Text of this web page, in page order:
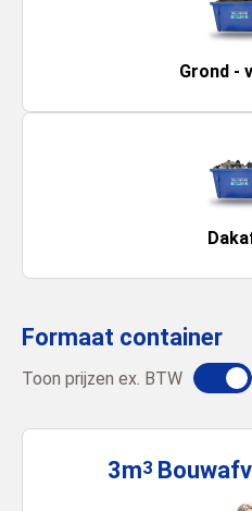
Grond -
Formaat container
Toon prijzen ex. BTW
3m3